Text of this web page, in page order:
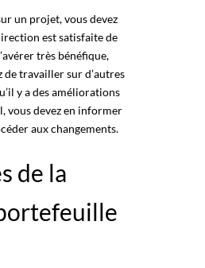
un projet, vous devez
est satisfaite de
très bénéfique,
de travailler sur d’autres
y a des améliorations
vous devez en informer
aux changements.
de la